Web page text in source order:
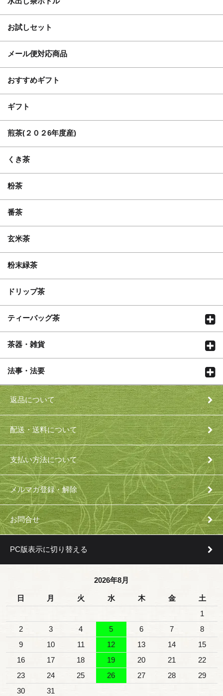
お試しセット
メール便対応商品
おすすめギフト
ギフト
煎茶(２０２6年度産)
くき茶
粉茶
番茶
玄米茶
粉末緑茶
ドリップ茶
ティーバッグ茶
茶器・雑貨
法事・法要
返品について
配送・送料について
支払い方法について
メルマガ登録・解除
お問合せ
PC版表示に切り替える
2026年8月
日 月 火 水 木 金
土
1
2
3 4 5 6 7
8
9
10 11 12 13 14
15
16
17 18 19 20 21
22
23
24 25 26 27 28
29
30
31